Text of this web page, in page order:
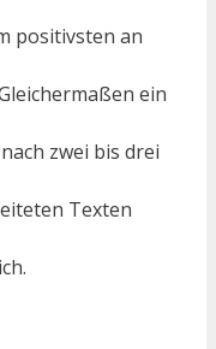
positivsten an
ein
zwei bis drei
Texten